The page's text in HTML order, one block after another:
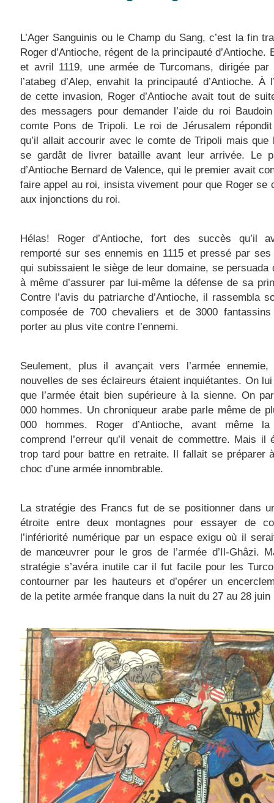
L’Ager Sanguinis ou le Champ du Sang, c’est la fin
Roger d’Antioche, régent de la principauté d’Antioche.
et avril 1119, une armée de Turcomans, dirigée par
l’atabeg d’Alep, envahit la principauté d’Antioche. À
de cette invasion, Roger d’Antioche avait tout de
des messagers pour demander l’aide du roi
comte Pons de Tripoli. Le roi de Jérusalem
qu’il allait accourir avec le comte de Tripoli mais que
se gardât de livrer bataille avant leur arrivée. Le
d’Antioche Bernard de Valence, qui le premier avait
faire appel au roi, insista vivement pour que Roger se
aux injonctions du roi.
Hélas! Roger d’Antioche, fort des succès qu’il
remporté sur ses ennemis en 1115 et pressé par
qui subissaient le siège de leur domaine, se persuada
à même d’assurer par lui-même la défense de sa
Contre l’avis du patriarche d’Antioche, il rassembla
composée de 700 chevaliers et de 3000
porter au plus vite contre l’ennemi.
Seulement, plus il avançait vers l’armée
nouvelles de ses éclaireurs étaient inquiétantes. On
que l’armée était bien supérieure à la sienne. On
000 hommes. Un chroniqueur arabe parle même de
000 hommes. Roger d’Antioche, avant même la
comprend l’erreur qu’il venait de commettre. Mais il
trop tard pour battre en retraite. Il fallait se préparer
choc d’une armée innombrable.
La stratégie des Francs fut de se positionner dans
étroite entre deux montagnes pour essayer de
l’infériorité numérique par un espace exigu où il
de manœuvrer pour le gros de l’armée d’Il-Ghâzi.
stratégie s’avéra inutile car il fut facile pour les
contourner par les hauteurs et d’opérer un
de la petite armée franque dans la nuit du 27 au 28 juin